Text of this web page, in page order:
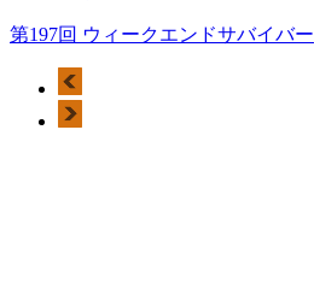
第197回 ウィークエンドサバイバー